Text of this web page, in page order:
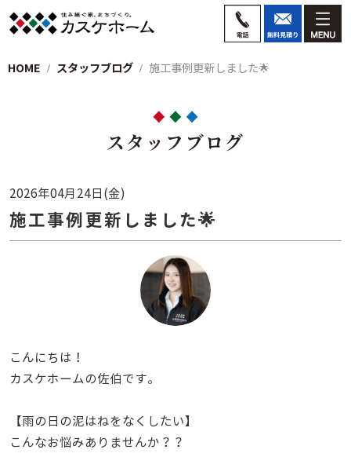
HOME スタッフブログ 施工事例更新しました🌟
スタッフブログ
2026年04月24日(金)
施工事例更新しました🌟
こんにちは！
カスケホームの佐伯です。
【雨の日の泥はねをなくしたい】
こんなお悩みありませんか？？